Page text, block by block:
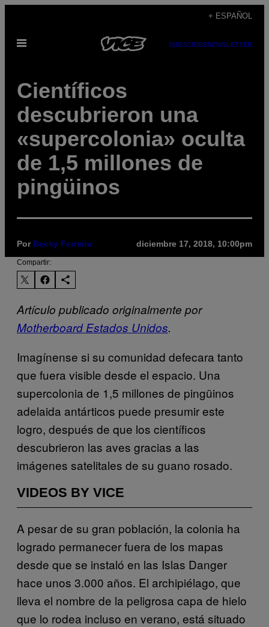
contenido
+ ESPAÑOL
Abrir
SUBSCRIBENEWSLETTER
Científicos
descubrieron una
«supercolonia» oculta
de 1,5 millones de
pingüinos
Por Becky Ferreira diciembre 17, 2018, 10:00pm
Compartir:
Artículo publicado originalmente por
Motherboard Estados Unidos.
Imagínense si su comunidad defecara tanto
que fuera visible desde el espacio. Una
supercolonia de 1,5 millones de pingüinos
adelaida antárticos puede presumir este
logro, después de que los científicos
descubrieron las aves gracias a las
imágenes satelitales de su guano rosado.
VIDEOS BY VICE
A pesar de su gran población, la colonia ha
logrado permanecer fuera de los mapas
desde que se instaló en las Islas Danger
hace unos 3.000 años. El archipiélago, que
lleva el nombre de la peligrosa capa de hielo
que lo rodea incluso en verano, está situado